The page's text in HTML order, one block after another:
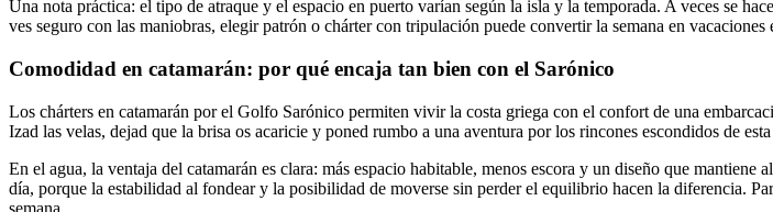
Una nota práctica: el tipo de atraque y el espacio en puerto varían según la isla y la temporada. A veces se
ves seguro con las maniobras, elegir patrón o chárter con tripulación puede convertir la semana en
Comodidad en catamarán: por qué encaja tan bien con el Sarónico
Los chárters en catamarán por el Golfo Sarónico permiten vivir la costa griega con el confort de una
Izad las velas, dejad que la brisa os acaricie y poned rumbo a una aventura por los rincones escondidos de
En el agua, la ventaja del catamarán es clara: más espacio habitable, menos escora y un diseño que
día, porque la estabilidad al fondear y la posibilidad de moverse sin perder el equilibrio hacen la diferencia.
semana.